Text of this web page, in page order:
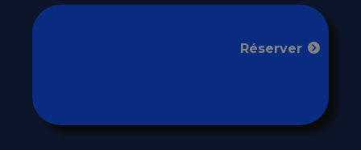
Réserver